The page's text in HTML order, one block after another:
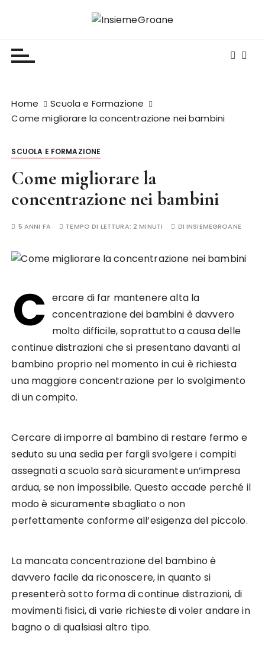
Home
Scuola e Formazione
Come migliorare la concentrazione nei bambini
SCUOLA E FORMAZIONE
Come migliorare la
concentrazione nei bambini
5 ANNI FA TEMPO DI LETTURA:2 MINUTI DI INSIEMEGROANE
C ercare di far mantenere alta la
concentrazione dei bambini è davvero
molto difficile, soprattutto a causa delle
continue distrazioni che si presentano davanti al
bambino proprio nel momento in cui è richiesta
una maggiore concentrazione per lo svolgimento
di un compito.
Cercare di imporre al bambino di restare fermo e
seduto su una sedia per fargli svolgere i compiti
assegnati a scuola sarà sicuramente un’impresa
ardua, se non impossibile. Questo accade perché il
modo è sicuramente sbagliato o non
perfettamente conforme all’esigenza del piccolo.
La mancata concentrazione del bambino è
davvero facile da riconoscere, in quanto si
presenterà sotto forma di continue distrazioni, di
movimenti fisici, di varie richieste di voler andare in
bagno o di qualsiasi altro tipo.